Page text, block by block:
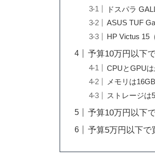
ドスパラ
ASUS TUF
HP Victus 15
予算10万円以下
CPUとGPU
メモリは
ストレージは
予算10万円以下
予算5万円以下で